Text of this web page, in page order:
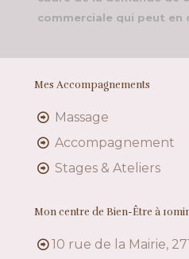
commerciale qui peut en
Mes Accompagnements
Massage
Accompagnement
Stages & Ateliers
Mon centre de Bien-Être à
10 rue de la Mairie,